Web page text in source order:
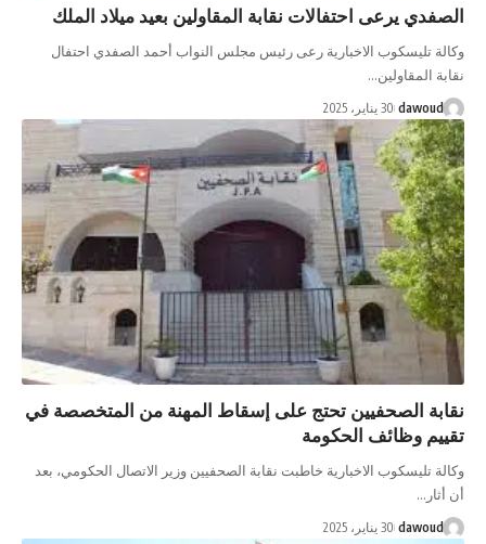
يرعى احتفالات نقابة المقاولين بعيد ميلاد الملك
تليسكوب الاخبارية رعى رئيس مجلس النواب أحمد الصفدي احتفال
المقاولين…
30 يناير، 2025
الصحفيين تحتج على إسقاط المهنة من المتخصصة في
وظائف الحكومة
تليسكوب الاخبارية خاطبت نقابة الصحفيين وزير الاتصال الحكومي، بعد
30 يناير، 2025